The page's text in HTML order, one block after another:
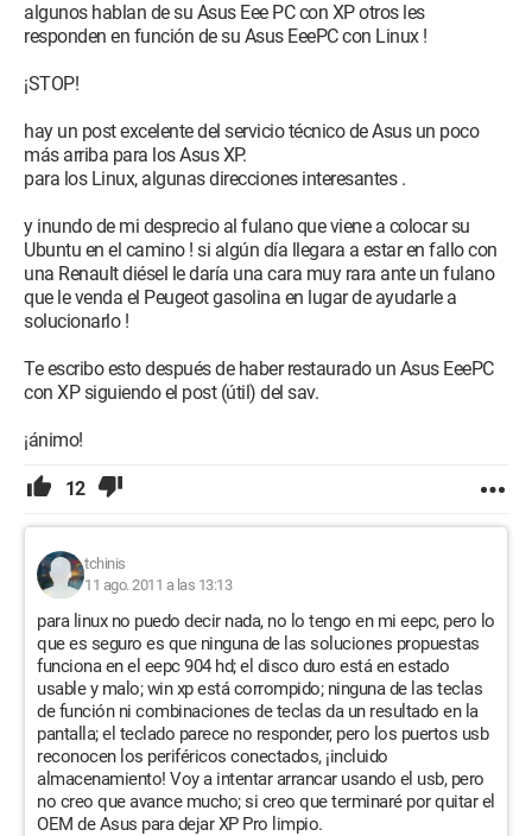
algunos hablan de su Asus Eee PC con XP otros les
responden en función de su Asus EeePC con Linux !
¡STOP!
hay un post excelente del servicio técnico de Asus un poco
más arriba para los Asus XP.
para los Linux, algunas direcciones interesantes .
y inundo de mi desprecio al fulano que viene a colocar su
Ubuntu en el camino ! si algún día llegara a estar en fallo con
una Renault diésel le daría una cara muy rara ante un fulano
que le venda el Peugeot gasolina en lugar de ayudarle a
solucionarlo !
Te escribo esto después de haber restaurado un Asus EeePC
con XP siguiendo el post (útil) del sav.
¡ánimo!
12
tchinis
11 ago. 2011 a las 13:13
para linux no puedo decir nada, no lo tengo en mi eepc, pero lo
que es seguro es que ninguna de las soluciones propuestas
funciona en el eepc 904 hd; el disco duro está en estado
usable y malo; win xp está corrompido; ninguna de las teclas
de función ni combinaciones de teclas da un resultado en la
pantalla; el teclado parece no responder, pero los puertos usb
reconocen los periféricos conectados, ¡incluido
almacenamiento! Voy a intentar arrancar usando el usb, pero
no creo que avance mucho; si creo que terminaré por quitar el
OEM de Asus para dejar XP Pro limpio.